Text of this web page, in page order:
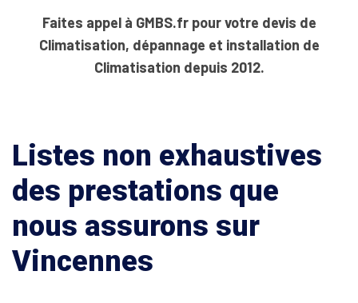
Faites appel à GMBS.fr pour votre devis de
Climatisation, dépannage et installation de
Climatisation depuis 2012.
Listes non exhaustives
des prestations que
nous assurons sur
Vincennes